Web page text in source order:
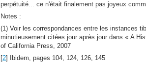
perpétuité... ce n'était finalement pas joyeux
Notes :
(1) Voir les correspondances entre les instances
minutieusement citées jour après jour dans « A
of California Press, 2007
[2] Ibidem, pages 104, 124, 126, 145